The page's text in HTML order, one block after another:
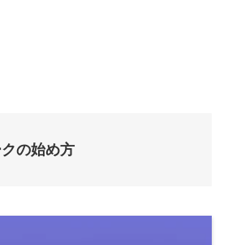
の始め方